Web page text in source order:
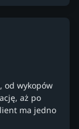
od wykopów
aż po
ma jedno